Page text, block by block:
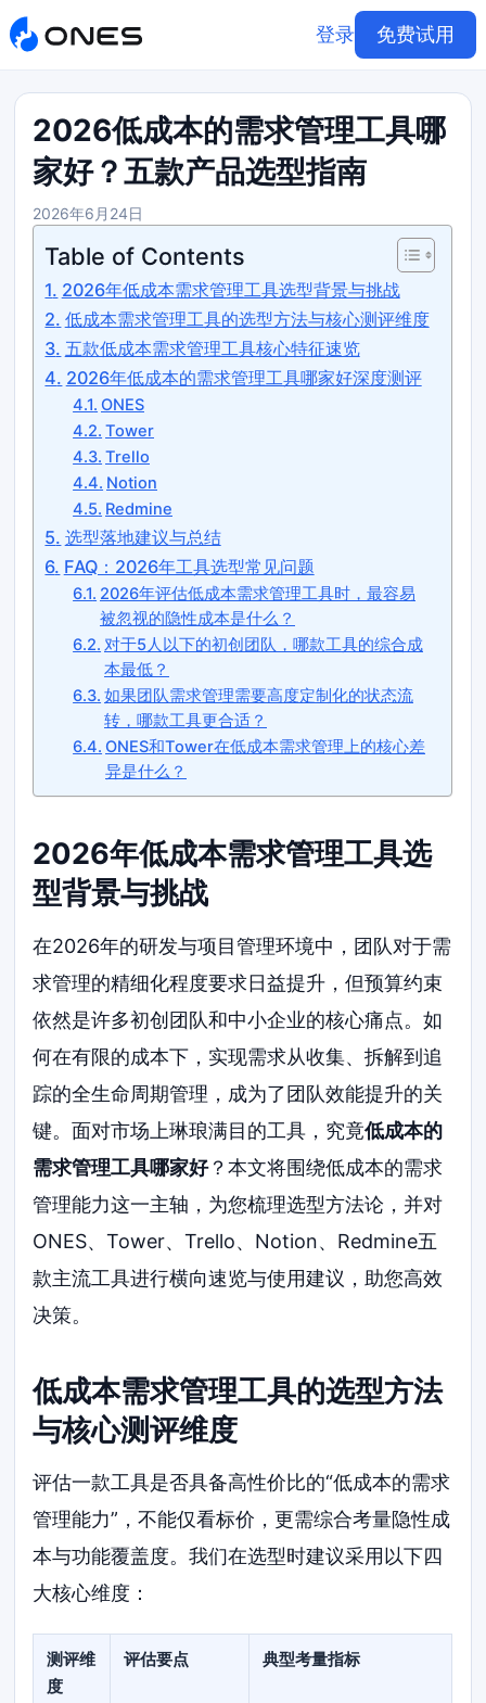
登录 免费试用
2026低成本的需求管理工具哪
家好？五款产品选型指南
2026年6月24日
Table of Contents
2026年低成本需求管理工具选型背景与挑战
低成本需求管理工具的选型方法与核心测评维度
五款低成本需求管理工具核心特征速览
2026年低成本的需求管理工具哪家好深度测评
ONES
Tower
Trello
Notion
Redmine
选型落地建议与总结
FAQ：2026年工具选型常见问题
2026年评估低成本需求管理工具时，最容易
被忽视的隐性成本是什么？
对于5人以下的初创团队，哪款工具的综合成
本最低？
如果团队需求管理需要高度定制化的状态流
转，哪款工具更合适？
ONES和Tower在低成本需求管理上的核心差
异是什么？
2026年低成本需求管理工具选
型背景与挑战
在2026年的研发与项目管理环境中，团队对于需
求管理的精细化程度要求日益提升，但预算约束
依然是许多初创团队和中小企业的核心痛点。如
何在有限的成本下，实现需求从收集、拆解到追
踪的全生命周期管理，成为了团队效能提升的关
键。面对市场上琳琅满目的工具，究竟低成本的
需求管理工具哪家好？本文将围绕低成本的需求
管理能力这一主轴，为您梳理选型方法论，并对
ONES、Tower、Trello、Notion、Redmine五
款主流工具进行横向速览与使用建议，助您高效
决策。
低成本需求管理工具的选型方法
与核心测评维度
评估一款工具是否具备高性价比的“低成本的需求
管理能力”，不能仅看标价，更需综合考量隐性成
本与功能覆盖度。我们在选型时建议采用以下四
大核心维度：
测评维
度
评估要点 典型考量指标